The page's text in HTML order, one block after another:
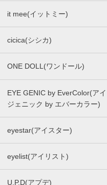
it mee(イットミー)
cicica(シシカ)
ONE DOLL(ワンドール)
EYE GENIC by EverColor(アイ
ジェニック by エバーカラー)
eyestar(アイスター)
eyelist(アイリスト)
U.P.D(アプデ)